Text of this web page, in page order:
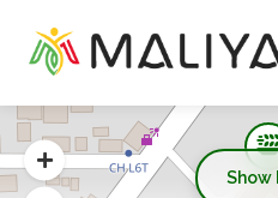
Show